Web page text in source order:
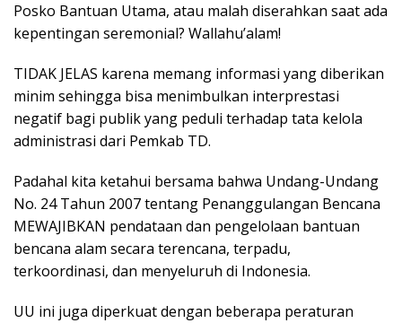
Posko Bantuan Utama, atau malah diserahkan saat ada
kepentingan seremonial? Wallahu’alam!
TIDAK JELAS karena memang informasi yang diberikan
minim sehingga bisa menimbulkan interprestasi
negatif bagi publik yang peduli terhadap tata kelola
administrasi dari Pemkab TD.
Padahal kita ketahui bersama bahwa Undang-Undang
No. 24 Tahun 2007 tentang Penanggulangan Bencana
MEWAJIBKAN pendataan dan pengelolaan bantuan
bencana alam secara terencana, terpadu,
terkoordinasi, dan menyeluruh di Indonesia.
UU ini juga diperkuat dengan beberapa peraturan